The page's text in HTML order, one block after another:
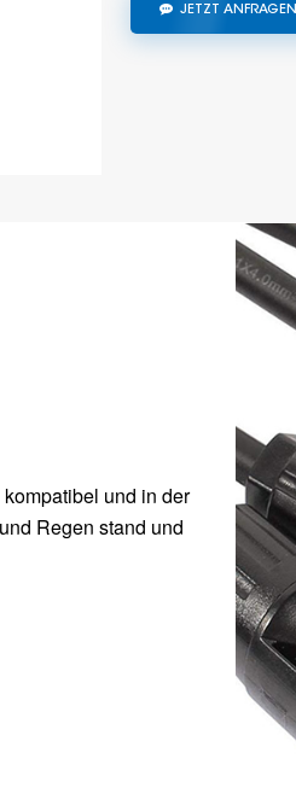
JETZT ANFRAGEN
und in der
Regen stand und